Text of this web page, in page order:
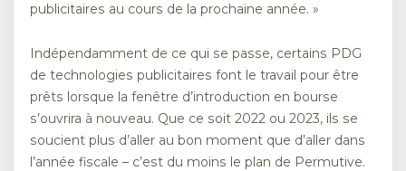
publicitaires au cours de la prochaine année. »
Indépendamment de ce qui se passe, certains PDG
de technologies publicitaires font le travail pour être
prêts lorsque la fenêtre d’introduction en bourse
s’ouvrira à nouveau. Que ce soit 2022 ou 2023, ils se
soucient plus d’aller au bon moment que d’aller dans
l’année fiscale – c’est du moins le plan de Permutive.